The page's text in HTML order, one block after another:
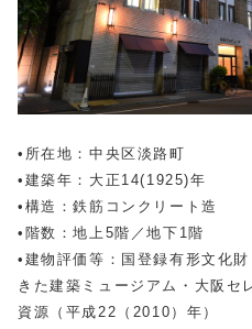
•所在地：中央区淡路町
•建築年：大正14(1925)年
•構造：鉄筋コンクリート造
•階数：地上5階／地下1階
•建物評価等：国登録有形文化
きた建築ミュージアム・大阪セ
資源（平成22（2010）年）